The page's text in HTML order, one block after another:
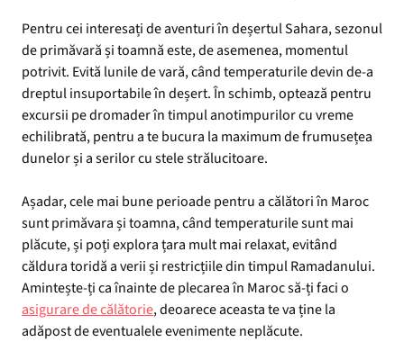
Pentru cei interesați de aventuri în deșertul Sahara, sezonul
de primăvară și toamnă este, de asemenea, momentul
potrivit. Evită lunile de vară, când temperaturile devin de-a
dreptul insuportabile în deșert. În schimb, optează pentru
excursii pe dromader în timpul anotimpurilor cu vreme
echilibrată, pentru a te bucura la maximum de frumusețea
dunelor și a serilor cu stele strălucitoare.
Așadar, cele mai bune perioade pentru a călători în Maroc
sunt primăvara și toamna, când temperaturile sunt mai
plăcute, și poți explora țara mult mai relaxat, evitând
căldura toridă a verii și restricțiile din timpul Ramadanului.
Amintește-ți ca înainte de plecarea în Maroc să-ți faci o
asigurare de călătorie, deoarece aceasta te va ține la
adăpost de eventualele evenimente neplăcute.